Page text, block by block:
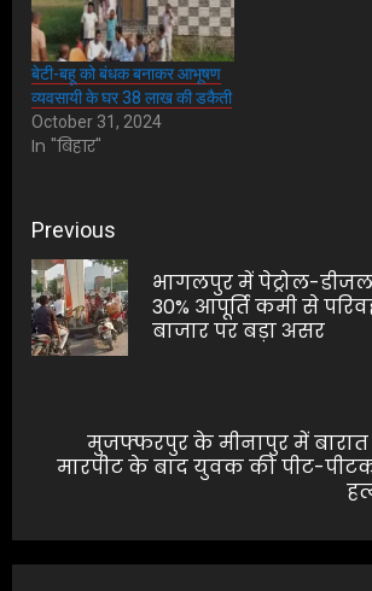
बेटी-बहू को बंधक बनाकर आभूषण
व्यवसायी के घर 38 लाख की डकैती
October 31, 2024
In "बिहार"
Post
navigation
Previous
भागलपुर में पेट्रोल-
30% आपूर्ति कमी से
बाजार पर बड़ा असर
Next
मुजफ्फरपुर के मीनापुर में
मारपीट के बाद युवक की पीट-